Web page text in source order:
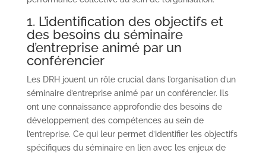
1. L’identification des objectifs et
des besoins du séminaire
d’entreprise animé par un
conférencier
Les DRH jouent un rôle crucial dans l’organisation d’un
séminaire d’entreprise animé par un conférencier. Ils
ont une connaissance approfondie des besoins de
développement des compétences au sein de
l’entreprise. Ce qui leur permet d’identifier les objectifs
spécifiques du séminaire en lien avec les enjeux de